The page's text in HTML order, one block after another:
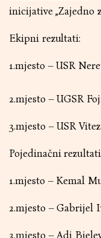
inicijative „Zajedno
Ekipni rezultati:
1.mjesto – USR
2.mjesto – UGSR
3.mjesto – USR Vitez
Pojedinačni
1.mjesto – Kemal
2.mjesto – Gabrijel
3.mjesto – Adi